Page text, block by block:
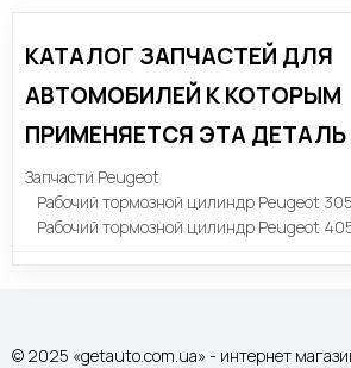
КАТАЛОГ ЗАПЧАСТЕЙ ДЛЯ
АВТОМОБИЛЕЙ К КОТОРЫМ
ПРИМЕНЯЕТСЯ ЭТА ДЕТАЛЬ
Запчасти Peugeot
Рабочий тормозной цилиндр Peugeot 305
Рабочий тормозной цилиндр Peugeot
© 2025 «getauto.com.ua» - интернет